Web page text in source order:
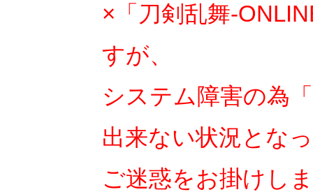
×「刀剣乱舞-
すが、
システム障害の為
出来ない状況とな
ご迷惑をお掛けし